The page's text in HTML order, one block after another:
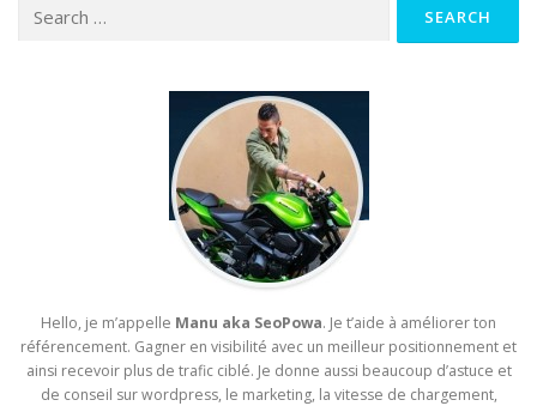
Hello, je m’appelle Manu aka SeoPowa. Je t’aide à améliorer ton
référencement. Gagner en visibilité avec un meilleur positionnement et
ainsi recevoir plus de trafic ciblé. Je donne aussi beaucoup d’astuce et
de conseil sur wordpress, le marketing, la vitesse de chargement,